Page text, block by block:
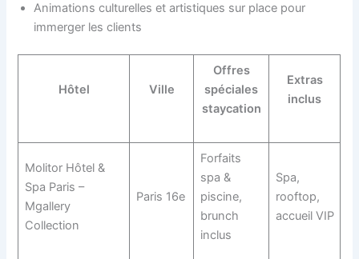
Animations culturelles et artistiques sur place pour
immerger les clients
Hôtel Ville
Offres
spéciales
staycation
Extras
inclus
Molitor Hôtel &
Spa Paris –
Mgallery
Collection
Paris 16e
Forfaits
spa &
piscine,
brunch
inclus
Spa,
rooftop,
accueil VIP